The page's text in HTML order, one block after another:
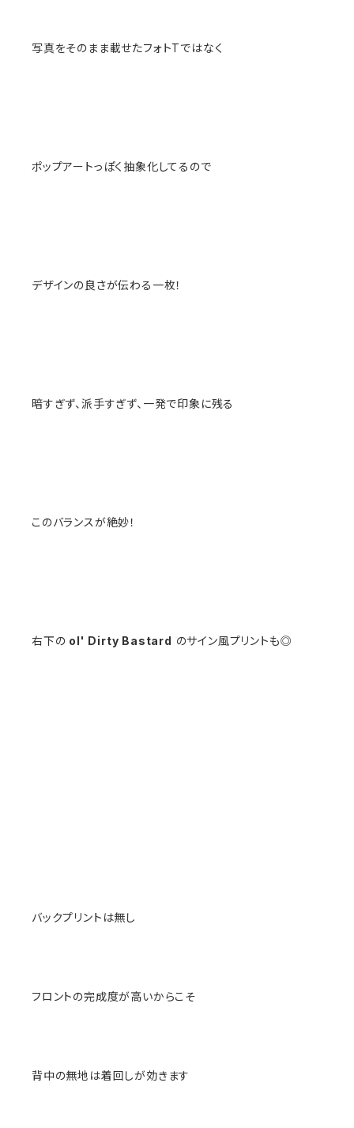
写真をそのまま載せたフォトTではなく
ポップアートっぽく抽象化してるので
デザインの良さが伝わる一枚！
暗すぎず、派手すぎず、一発で印象に残る
このバランスが絶妙！
右下の ol' Dirty Bastard のサイン風プリントも◎
バックプリントは無し
フロントの完成度が高いからこそ
背中の無地は着回しが効きます